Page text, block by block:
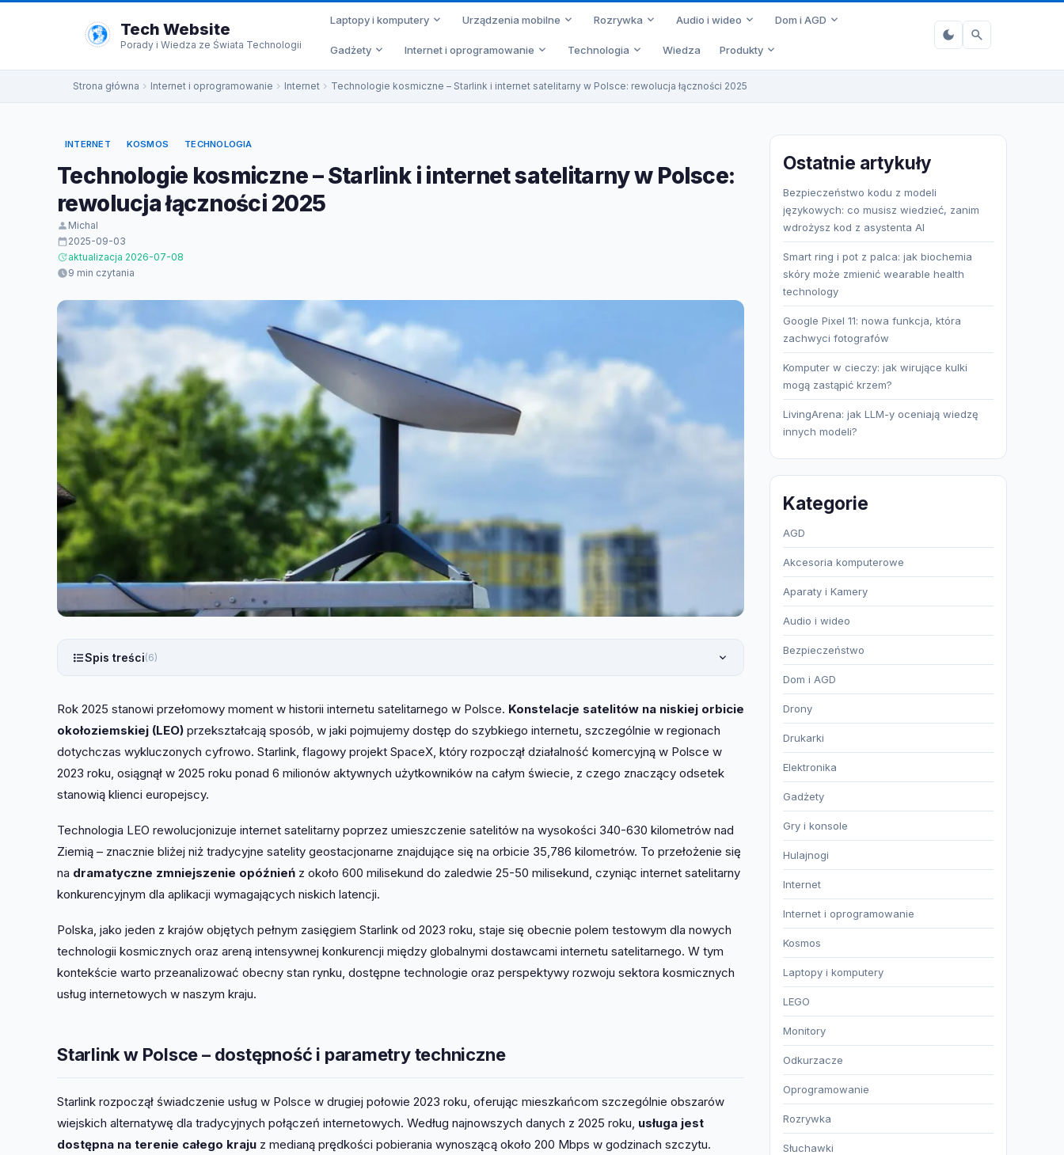
do
Tech Website
Porady i Wiedza ze Świata Technologii
Laptopy i komputery Urządzenia mobilne Rozrywka Audio i wideo Dom i AGD
Gadżety Internet i oprogramowanie Technologia Wiedza Produkty
Strona główna Internet i oprogramowanie Internet Technologie kosmiczne – Starlink i internet satelitarny w Polsce: rewolucja łączności 2025
INTERNET KOSMOS TECHNOLOGIA
Technologie kosmiczne – Starlink i internet satelitarny w Polsce:
rewolucja łączności 2025
Michal
2025-09-03
aktualizacja 2026-07-08
9 min czytania
Spis treści(6)
Rok 2025 stanowi przełomowy moment w historii internetu satelitarnego w Polsce. Konstelacje satelitów na niskiej orbicie
okołoziemskiej (LEO) przekształcają sposób, w jaki pojmujemy dostęp do szybkiego internetu, szczególnie w regionach
dotychczas wykluczonych cyfrowo. Starlink, flagowy projekt SpaceX, który rozpoczął działalność komercyjną w Polsce w
2023 roku, osiągnął w 2025 roku ponad 6 milionów aktywnych użytkowników na całym świecie, z czego znaczący odsetek
stanowią klienci europejscy.
Technologia LEO rewolucjonizuje internet satelitarny poprzez umieszczenie satelitów na wysokości 340-630 kilometrów nad
Ziemią – znacznie bliżej niż tradycyjne satelity geostacjonarne znajdujące się na orbicie 35,786 kilometrów. To przełożenie się
na dramatyczne zmniejszenie opóźnień z około 600 milisekund do zaledwie 25-50 milisekund, czyniąc internet satelitarny
konkurencyjnym dla aplikacji wymagających niskich latencji.
Polska, jako jeden z krajów objętych pełnym zasięgiem Starlink od 2023 roku, staje się obecnie polem testowym dla nowych
technologii kosmicznych oraz areną intensywnej konkurencji między globalnymi dostawcami internetu satelitarnego. W tym
kontekście warto przeanalizować obecny stan rynku, dostępne technologie oraz perspektywy rozwoju sektora kosmicznych
usług internetowych w naszym kraju.
Starlink w Polsce – dostępność i parametry techniczne
Starlink rozpoczął świadczenie usług w Polsce w drugiej połowie 2023 roku, oferując mieszkańcom szczególnie obszarów
wiejskich alternatywę dla tradycyjnych połączeń internetowych. Według najnowszych danych z 2025 roku, usługa jest
dostępna na terenie całego kraju z medianą prędkości pobierania wynoszącą około 200 Mbps w godzinach szczytu.
Ostatnie artykuły
Bezpieczeństwo kodu z modeli
językowych: co musisz wiedzieć, zanim
wdrożysz kod z asystenta AI
Smart ring i pot z palca: jak biochemia
skóry może zmienić wearable health
technology
Google Pixel 11: nowa funkcja, która
zachwyci fotografów
Komputer w cieczy: jak wirujące kulki
mogą zastąpić krzem?
LivingArena: jak LLM-y oceniają wiedzę
innych modeli?
Kategorie
AGD
Akcesoria komputerowe
Aparaty i Kamery
Audio i wideo
Bezpieczeństwo
Dom i AGD
Drony
Drukarki
Elektronika
Gadżety
Gry i konsole
Hulajnogi
Internet
Internet i oprogramowanie
Kosmos
Laptopy i komputery
LEGO
Monitory
Odkurzacze
Oprogramowanie
Rozrywka
Słuchawki